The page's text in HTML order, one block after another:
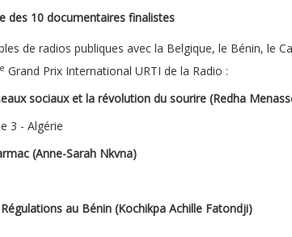
des 10 documentaires finalistes
de radios publiques avec la Belgique, le Bénin, le
e Grand Prix International URTI de la Radio :
sociaux et la révolution du sourire (Redha
3 - Algérie
(Anne-Sarah Nkvna)
au Bénin (Kochikpa Achille Fatondji)